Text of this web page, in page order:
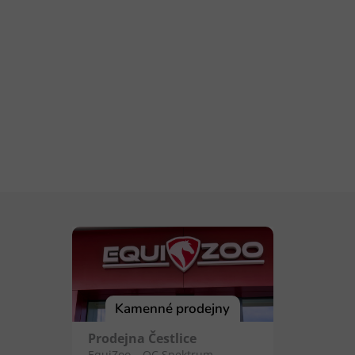
Kamenné prodejny
Prodejna Čestlice